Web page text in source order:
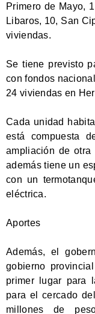
Primero de Mayo,
Libaros, 10, San
viviendas.
Se tiene previsto
con fondos
24 viviendas en
Cada unidad
está compuesta
ampliación de otra
además tiene un
con un
eléctrica.
Aportes
Además, el
gobierno
primer lugar para
para el cercado
millones de